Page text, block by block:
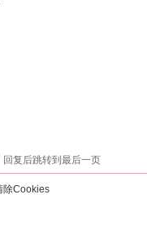
回复后跳转到最后一页
除Cookies